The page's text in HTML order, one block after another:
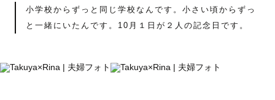
小学校からずっと同じ学校なんです。小さい頃からずっ
と一緒にいたんです。10月１日が２人の記念日です。